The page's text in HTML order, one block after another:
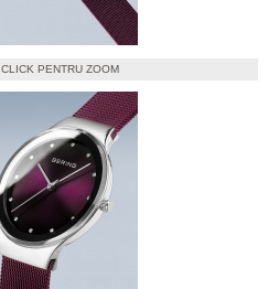
CLICK PENTRU ZOOM